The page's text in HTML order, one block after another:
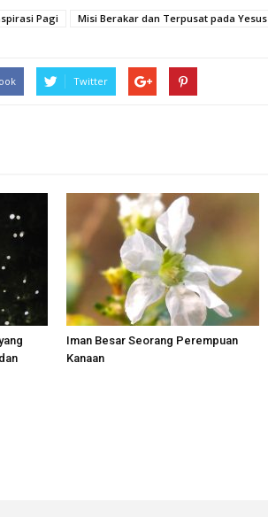
Pagi Misi Berakar dan Terpusat pada Yesus
Twitter
Iman Besar Seorang Perempuan
Kanaan